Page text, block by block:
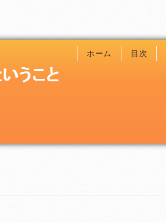
ホーム 目次